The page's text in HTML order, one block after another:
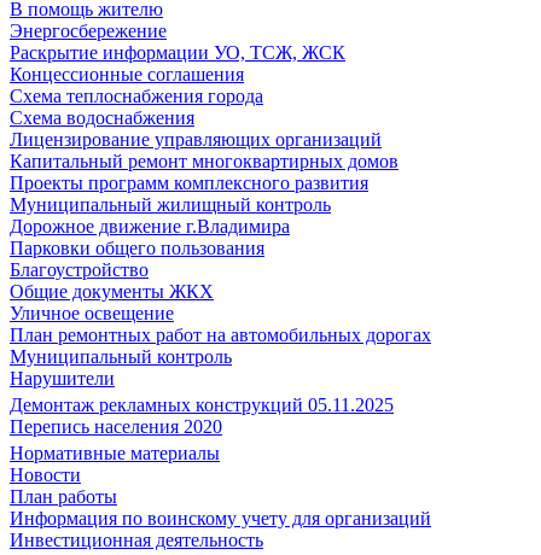
В помощь жителю
Энергосбережение
Раскрытие информации УО, ТСЖ, ЖСК
Концессионные соглашения
Схема теплоснабжения города
Схема водоснабжения
Лицензирование управляющих организаций
Капитальный ремонт многоквартирных домов
Проекты программ комплексного развития
Муниципальный жилищный контроль
Дорожное движение г.Владимира
Парковки общего пользования
Благоустройство
Общие документы ЖКХ
Уличное освещение
План ремонтных работ на автомобильных дорогах
Муниципальный контроль
Нарушители
Демонтаж рекламных конструкций 05.11.2025
Перепись населения 2020
Нормативные материалы
Новости
План работы
Информация по воинскому учету для организаций
Инвестиционная деятельность